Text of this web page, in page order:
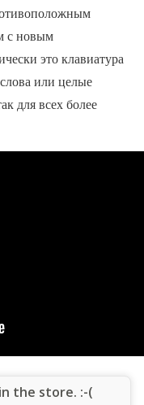
с новым
это клавиатура
или целые
для всех более
the store. :-(